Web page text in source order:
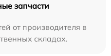
запчасти
от производителя в
складах.